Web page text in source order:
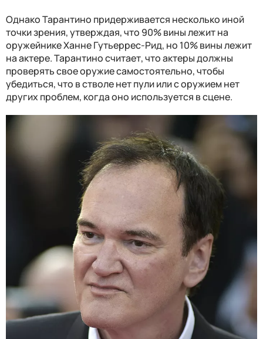
Однако Тарантино придерживается несколько иной
точки зрения, утверждая, что 90% вины лежит на
оружейнике Ханне Гутьеррес-Рид, но 10% вины лежит
на актере. Тарантино считает, что актеры должны
проверять свое оружие самостоятельно, чтобы
убедиться, что в стволе нет пули или с оружием нет
других проблем, когда оно используется в сцене.